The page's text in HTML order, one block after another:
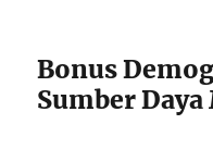
Bonus
Sumber